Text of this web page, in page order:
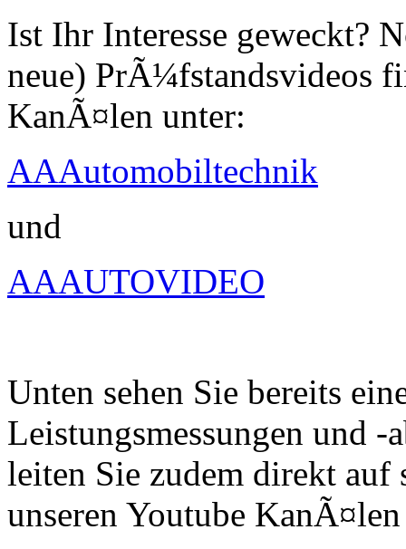
Ist Ihr Interesse geweckt?
neue) PrÃ¼fstandsvideos
KanÃ¤len unter:
AAAutomobiltechnik
und
AAAUTOVIDEO
Unten sehen Sie bereits
Leistungsmessungen und -
leiten Sie zudem direkt auf
unseren Youtube